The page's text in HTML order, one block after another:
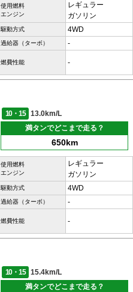
使用燃料
エンジン
レギュラー
ガソリン
駆動方式 4WD
過給器（ターボ） -
燃費性能 -
10・15
13.0km/L
満タンでどこまで走る？
650km
使用燃料
エンジン
レギュラー
ガソリン
駆動方式 4WD
過給器（ターボ） -
燃費性能 -
10・15
15.4km/L
満タンでどこまで走る？